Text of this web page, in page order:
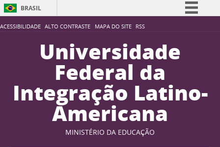
ACESSIBILIDADE ALTO CONTRASTE MAPA DO SITE RSS
BRASIL
Simplifique!
Participe
Acesso à informação
Legislação
Canais
Universidade
Federal da
Integração Latino-
Americana
MINISTÉRIO DA EDUCAÇÃO